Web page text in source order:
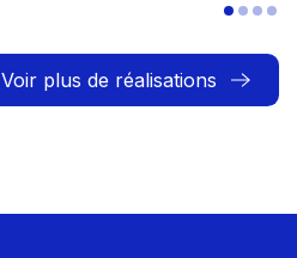
Voir plus de réalisations